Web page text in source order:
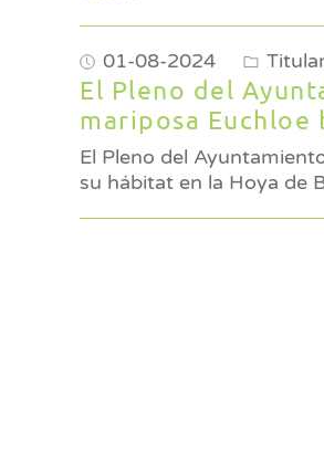
01-08-2024
El Pleno del
mariposa Euchloe
El Pleno del